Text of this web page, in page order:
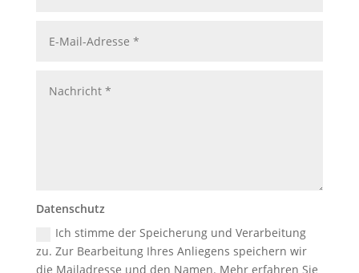
Datenschutz
Ich stimme der Speicherung und Verarbeitung
zu. Zur Bearbeitung Ihres Anliegens speichern wir
die Mailadresse und den Namen. Mehr erfahren Sie